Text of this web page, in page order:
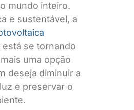
mundo inteiro.
e sustentável, a
está se tornando
uma opção
deseja diminuir a
e preservar o